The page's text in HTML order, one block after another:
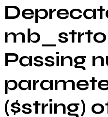
Passing
($string)